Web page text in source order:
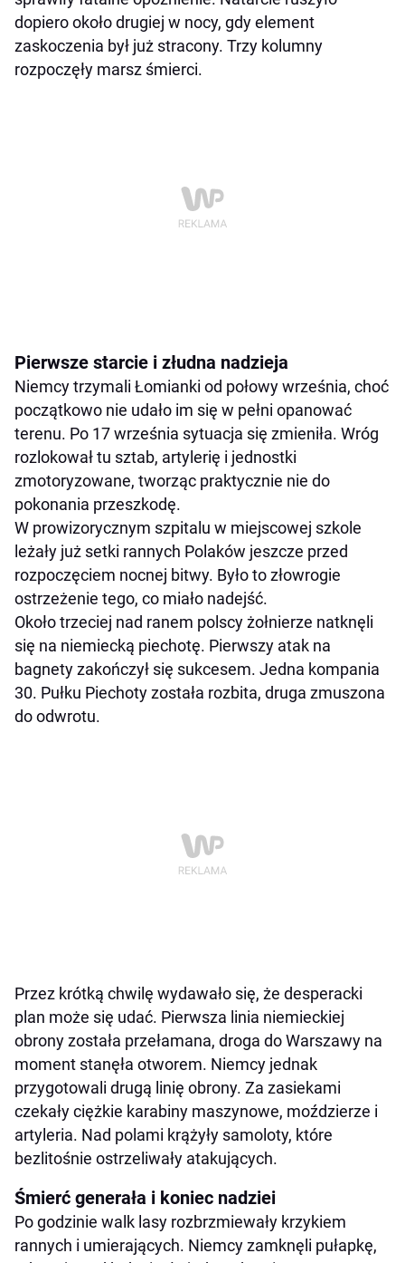
dopiero około drugiej w nocy, gdy element
zaskoczenia był już stracony. Trzy kolumny
rozpoczęły marsz śmierci.
Pierwsze starcie i złudna nadzieja
Niemcy trzymali Łomianki od połowy września, choć
początkowo nie udało im się w pełni opanować
terenu. Po 17 września sytuacja się zmieniła. Wróg
rozlokował tu sztab, artylerię i jednostki
zmotoryzowane, tworząc praktycznie nie do
pokonania przeszkodę.
W prowizorycznym szpitalu w miejscowej szkole
leżały już setki rannych Polaków jeszcze przed
rozpoczęciem nocnej bitwy. Było to złowrogie
ostrzeżenie tego, co miało nadejść.
Około trzeciej nad ranem polscy żołnierze natknęli
się na niemiecką piechotę. Pierwszy atak na
bagnety zakończył się sukcesem. Jedna kompania
30. Pułku Piechoty została rozbita, druga zmuszona
do odwrotu.
Przez krótką chwilę wydawało się, że desperacki
plan może się udać. Pierwsza linia niemieckiej
obrony została przełamana, droga do Warszawy na
moment stanęła otworem. Niemcy jednak
przygotowali drugą linię obrony. Za zasiekami
czekały ciężkie karabiny maszynowe, moździerze i
artyleria. Nad polami krążyły samoloty, które
bezlitośnie ostrzeliwały atakujących.
Śmierć generała i koniec nadziei
Po godzinie walk lasy rozbrzmiewały krzykiem
rannych i umierających. Niemcy zamknęli pułapkę,